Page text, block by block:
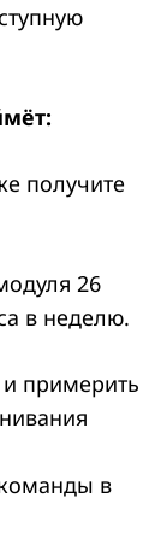
получите
26
в неделю.
примерить
в